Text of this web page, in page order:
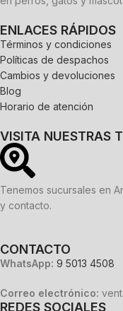
ENLACES RÁPIDOS
Términos y condiciones
Políticas de despachos
Cambios y devoluciones
Blog
Horario de atención
VISITA NUESTRAS
Tenemos sucursales en
y contacto.
CONTACTO
WhatsApp: 9 5013 4508
Correo electrónico:
REDES SOCIALES